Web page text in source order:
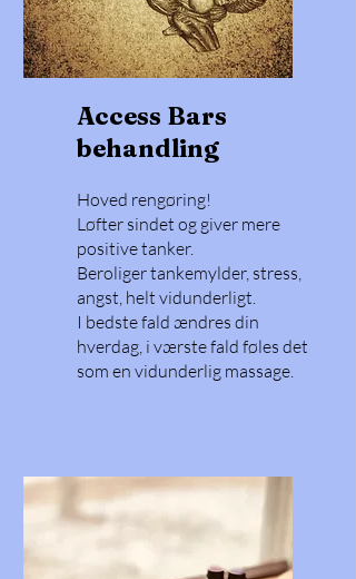
Access Bars
behandling
Hoved rengøring!
Løfter sindet og giver mere
positive tanker.
Beroliger tankemylder, stress,
angst, helt vidunderligt.
I bedste fald ændres din
hverdag, i værste fald føles det
som en vidunderlig massage.